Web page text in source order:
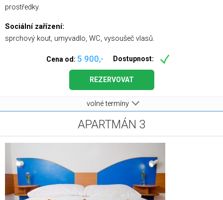
prostředky.
Sociální zařízení:
sprchový kout, umyvadlo, WC, vysoušeč vlasů.
Cena od: 5 900,- Dostupnost:
REZERVOVAT
volné termíny
APARTMÁN 3